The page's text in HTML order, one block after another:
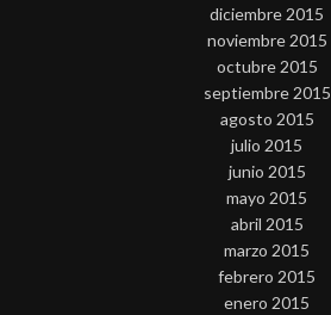
diciembre 2015
noviembre 2015
octubre 2015
septiembre 2015
agosto 2015
julio 2015
junio 2015
mayo 2015
abril 2015
marzo 2015
febrero 2015
enero 2015